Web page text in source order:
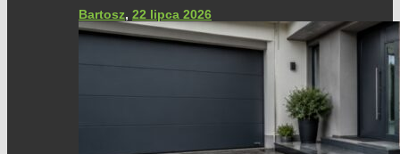
Bartosz, 22 lipca 2026